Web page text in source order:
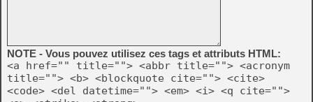
NOTE - Vous pouvez utilisez ces tags et attributs HTML:
<a href="" title=""> <abbr title=""> <acronym
title=""> <b> <blockquote cite=""> <cite>
<code> <del datetime=""> <em> <i> <q cite="">